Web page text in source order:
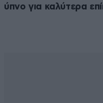
ύπνο για καλύτερα